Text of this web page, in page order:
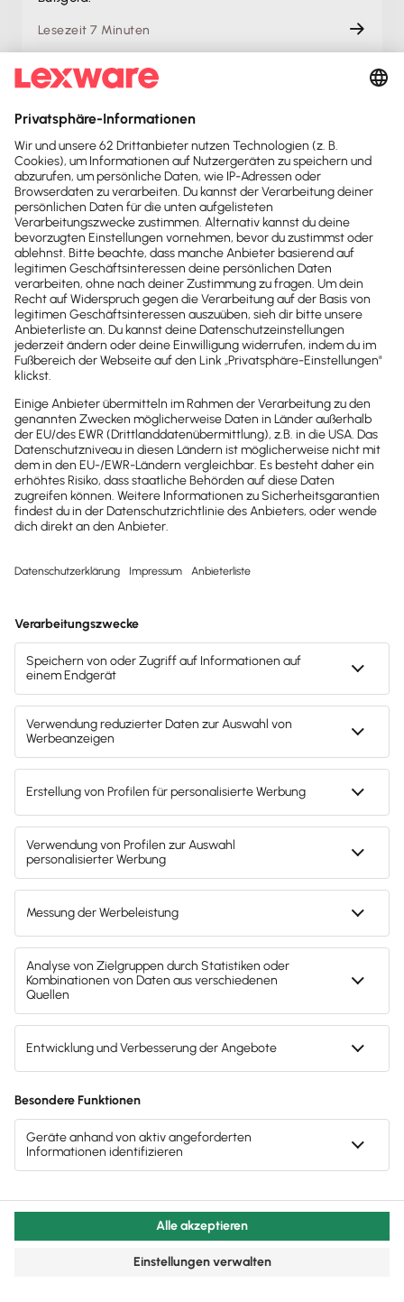
Lesezeit 7 Minuten
Mitarbeiter & Gehalt
Elektronische Entgeltunterlagen: Jetzt
Pflichtregeln
Seit 01.2022 müssen Entgeltunterlagen elektronisch
vorgehalten werden. Die Sozialversicherungs-
Spitzenorg. liefern nun detail. Regeln.
Lesezeit 5 Minuten
Jetzt Lexware Office
erleben
Teste den kompletten Funktionsumfang
von Lexware Office 30 Tage lang
kostenlos. Oder du entscheidest dich
direkt für deine Lexware Office Version
und sparst beim sofortigen Kauf mit
unserem Aktionsrabatt.
30 Tage kostenlos testen
Der Test endet automatisch
Kostenloser Support
Kostenlos testen
Abo. Kein Newsletter. Mit der Registrierung
und denAGBzu.
Sofort50%sparen